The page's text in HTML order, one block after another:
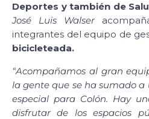
Deportes y también de
José Luis Walser
integrantes del equipo de
bicicleteada.
“Acompañamos al gran
la gente que se ha sumado
especial para Colón. Hay
disfrutar de los espacios